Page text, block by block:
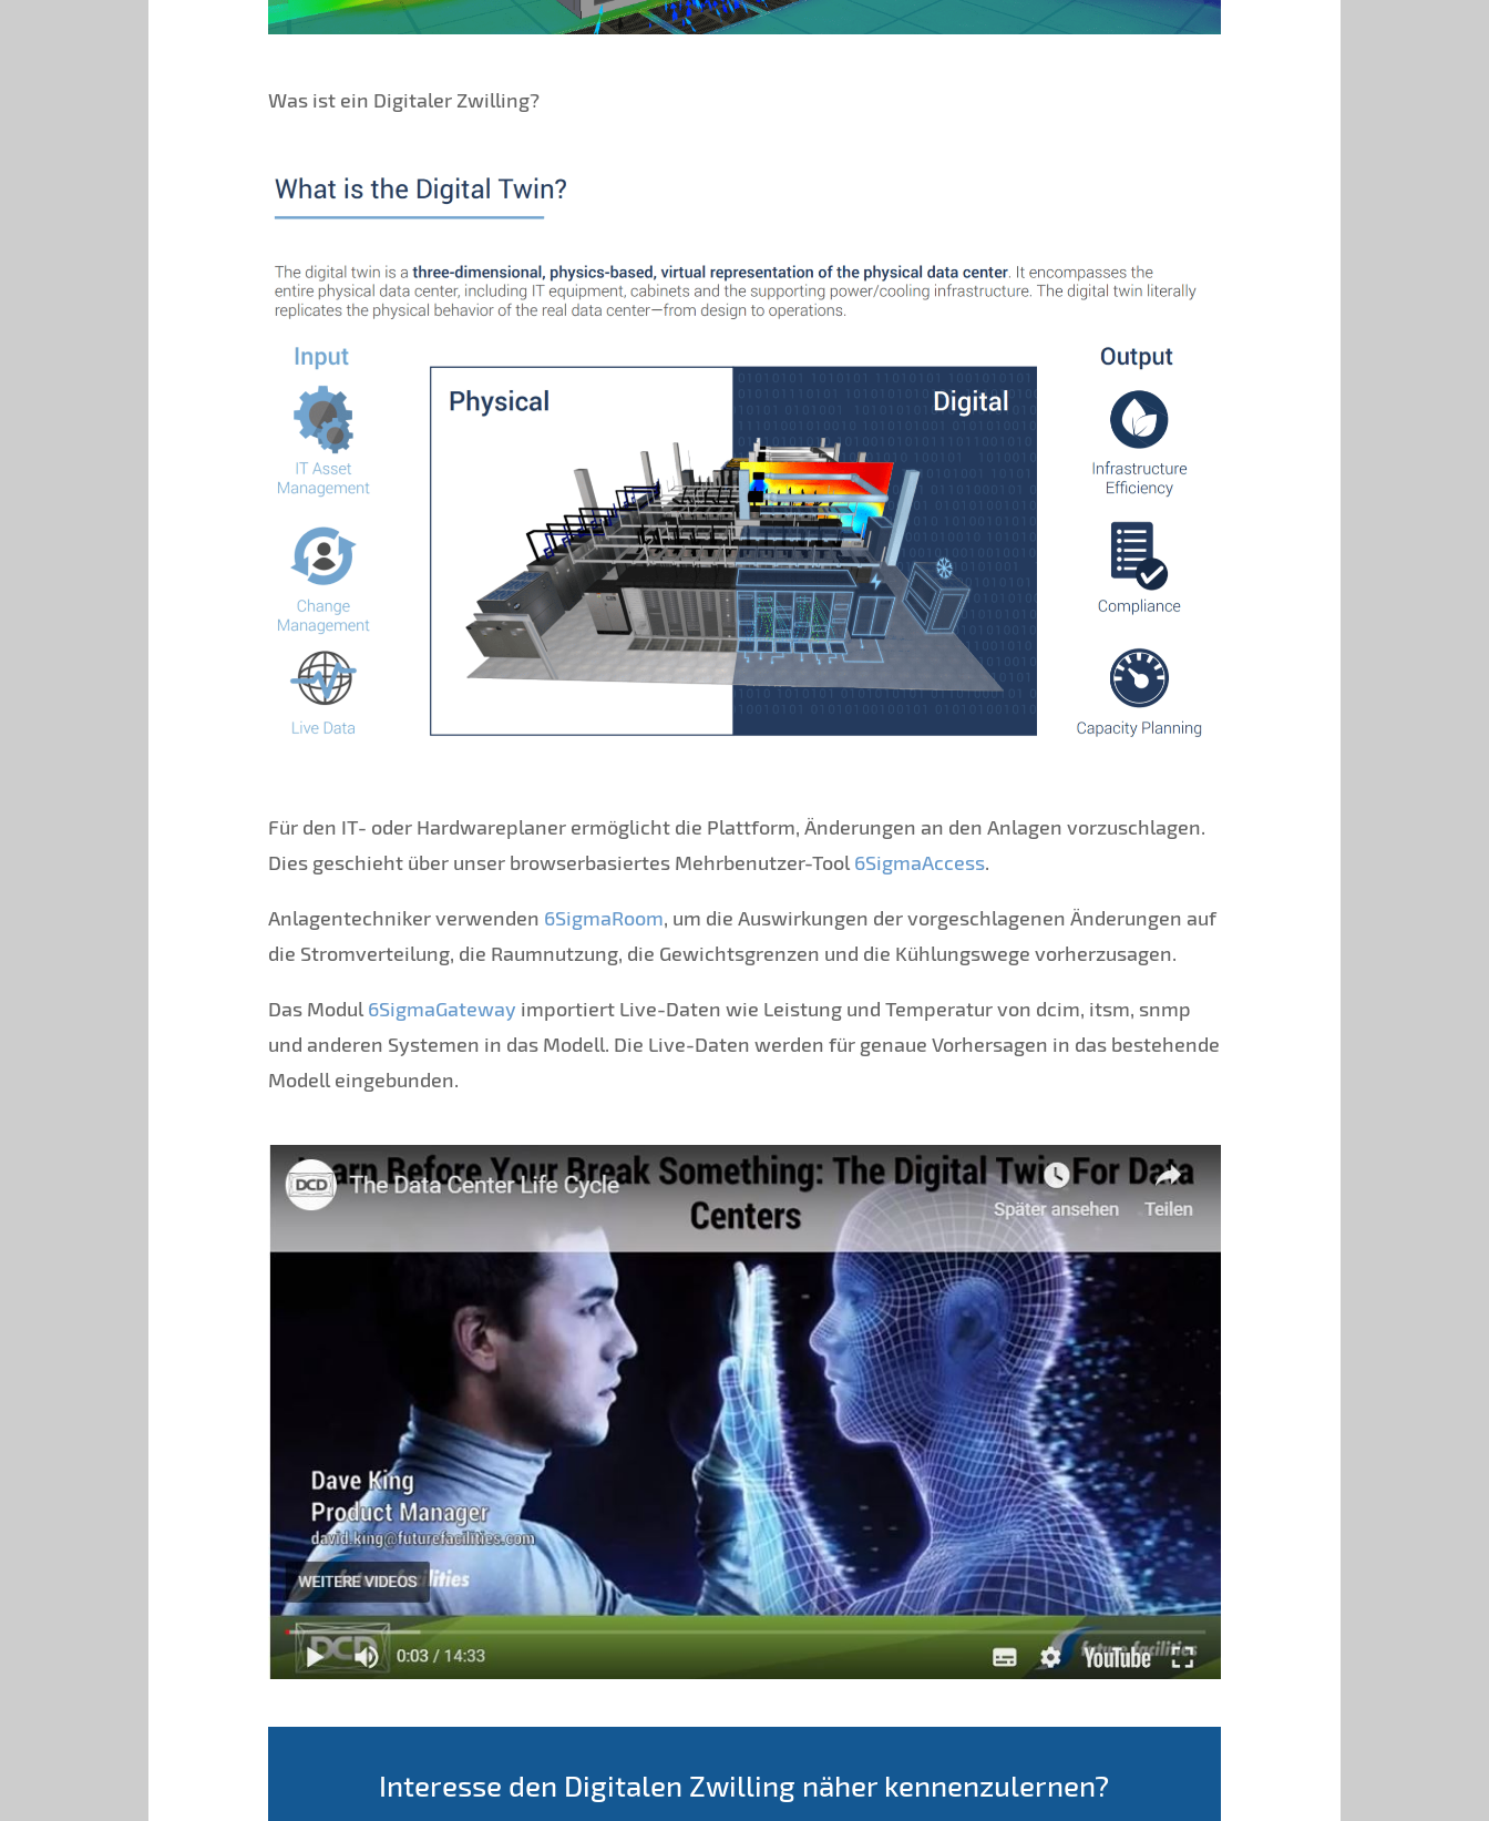
Was ist ein Digitaler Zwilling?
Für den IT- oder Hardwareplaner ermöglicht die Plattform, Änderungen an den Anlagen vorzuschlagen.
Dies geschieht über unser browserbasiertes Mehrbenutzer-Tool 6SigmaAccess.
Anlagentechniker verwenden 6SigmaRoom, um die Auswirkungen der vorgeschlagenen Änderungen auf
die Stromverteilung, die Raumnutzung, die Gewichtsgrenzen und die Kühlungswege vorherzusagen.
Das Modul 6SigmaGateway importiert Live-Daten wie Leistung und Temperatur von dcim, itsm, snmp
und anderen Systemen in das Modell. Die Live-Daten werden für genaue Vorhersagen in das bestehende
Modell eingebunden.
Interesse den Digitalen Zwilling näher kennenzulernen?